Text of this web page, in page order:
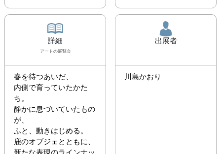
詳細
アート の展覧会
春を待つあいだ、
内側で育っていたかた
ち。
静かに息づいていたもの
が、
ふと、動きはじめる。
鹿のオブジェとともに、
出展者
川島かおり